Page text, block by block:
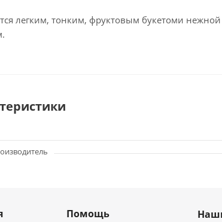
легким, тонким, фруктовым букетоми
Помощь